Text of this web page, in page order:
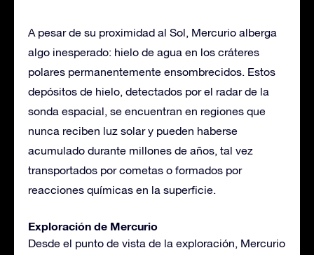
A pesar de su proximidad al Sol, Mercurio alberga
algo inesperado: hielo de agua en los cráteres
polares permanentemente ensombrecidos. Estos
depósitos de hielo, detectados por el radar de la
sonda espacial, se encuentran en regiones que
nunca reciben luz solar y pueden haberse
acumulado durante millones de años, tal vez
transportados por cometas o formados por
reacciones químicas en la superficie.
Exploración de Mercurio
Desde el punto de vista de la exploración, Mercurio